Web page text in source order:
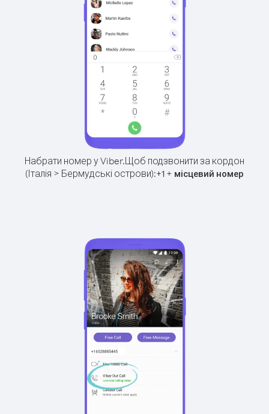
Набрати номер у Viber.Щоб подзвонити за кордон
(Італія > Бермудські острови):+1 + місцевий номер